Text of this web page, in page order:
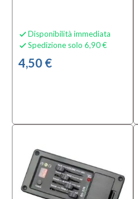
 Disponibilità immediata
 Spedizione solo 6,90 €
4,50 €